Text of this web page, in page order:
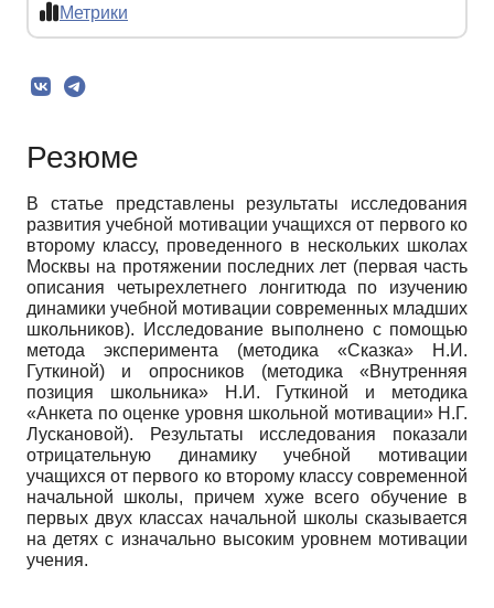
Метрики
Резюме
В статье представлены результаты исследования
развития учебной мотивации учащихся от первого ко
второму классу, проведенного в нескольких школах
Москвы на протяжении последних лет (первая часть
описания четырехлетнего лонгитюда по изучению
динамики учебной мотивации современных младших
школьников). Исследование выполнено с помощью
метода эксперимента (методика «Сказка» Н.И.
Гуткиной) и опросников (методика «Внутренняя
позиция школьника» Н.И. Гуткиной и методика
«Анкета по оценке уровня школьной мотивации» Н.Г.
Лускановой). Результаты исследования показали
отрицательную динамику учебной мотивации
учащихся от первого ко второму классу современной
начальной школы, причем хуже всего обучение в
первых двух классах начальной школы сказывается
на детях с изначально высоким уровнем мотивации
учения.